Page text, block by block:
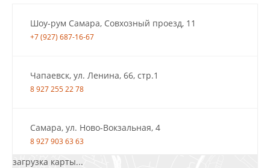
Шоу-рум Самара, Совхозный проезд, 11
+7 (927) 687-16-67
Чапаевск, ул. Ленина, 66, стр.1
8 927 255 22 78
Самара, ул. Ново-Вокзальная, 4
8 927 903 63 63
загрузка карты...